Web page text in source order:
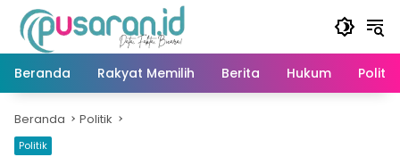
Langsung
konten
Beranda
Rakyat Memilih Berita Hukum Politik
Beranda Politik
Politik